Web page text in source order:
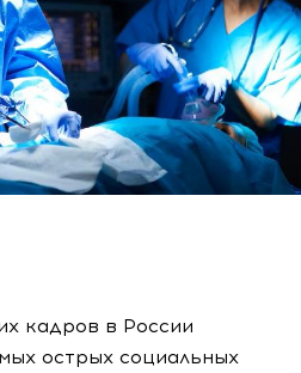
кадров в России
острых социальных